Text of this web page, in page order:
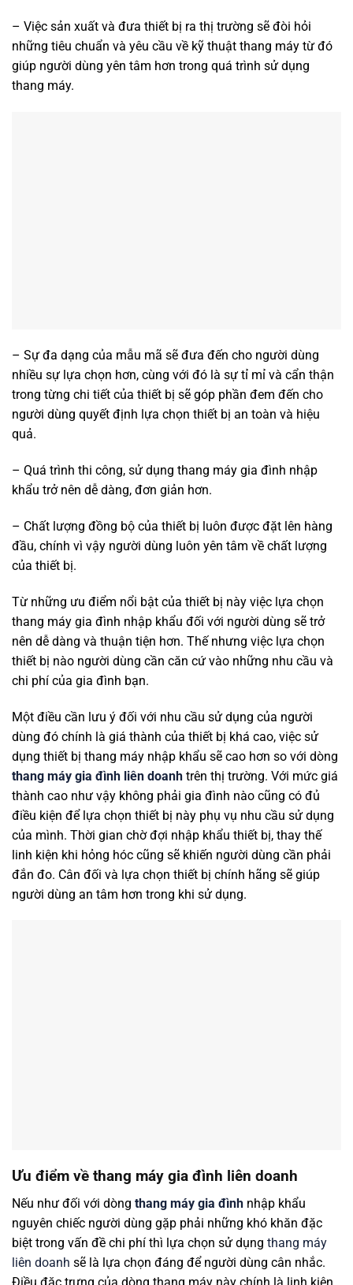
– Việc sản xuất và đưa thiết bị ra thị trường sẽ đòi hỏi
những tiêu chuẩn và yêu cầu về kỹ thuật thang máy từ đó
giúp người dùng yên tâm hơn trong quá trình sử dụng
thang máy.
– Sự đa dạng của mẫu mã sẽ đưa đến cho người dùng
nhiều sự lựa chọn hơn, cùng với đó là sự tỉ mỉ và cẩn thận
trong từng chi tiết của thiết bị sẽ góp phần đem đến cho
người dùng quyết định lựa chọn thiết bị an toàn và hiệu
quả.
– Quá trình thi công, sử dụng thang máy gia đình nhập
khẩu trở nên dễ dàng, đơn giản hơn.
– Chất lượng đồng bộ của thiết bị luôn được đặt lên hàng
đầu, chính vì vậy người dùng luôn yên tâm về chất lượng
của thiết bị.
Từ những ưu điểm nổi bật của thiết bị này việc lựa chọn
thang máy gia đình nhập khẩu đối với người dùng sẽ trở
nên dễ dàng và thuận tiện hơn. Thế nhưng việc lựa chọn
thiết bị nào người dùng cần căn cứ vào những nhu cầu và
chi phí của gia đình bạn.
Một điều cần lưu ý đối với nhu cầu sử dụng của người
dùng đó chính là giá thành của thiết bị khá cao, việc sử
dụng thiết bị thang máy nhập khẩu sẽ cao hơn so với dòng
thang máy gia đình liên doanh trên thị trường. Với mức giá
thành cao như vậy không phải gia đình nào cũng có đủ
điều kiện để lựa chọn thiết bị này phụ vụ nhu cầu sử dụng
của mình. Thời gian chờ đợi nhập khẩu thiết bị, thay thế
linh kiện khi hỏng hóc cũng sẽ khiến người dùng cần phải
đắn đo. Cân đối và lựa chọn thiết bị chính hãng sẽ giúp
người dùng an tâm hơn trong khi sử dụng.
Ưu điểm về thang máy gia đình liên doanh
Nếu như đối với dòng thang máy gia đình nhập khẩu
nguyên chiếc người dùng gặp phải những khó khăn đặc
biệt trong vấn đề chi phí thì lựa chọn sử dụng thang máy
liên doanh sẽ là lựa chọn đáng để người dùng cân nhắc.